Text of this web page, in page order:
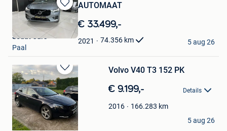
Bewaren
in
Mijn
Favorieten
AUTOMAAT
€ 33.499,-
2021 74.356 km
Sedat Cars
Paal
5 aug 26
Bewaren
in
Mijn
Favorieten
Volvo V40 T3 152 PK
€ 9.199,- Details
2016 166.283 km
dvn
Tremelo
5 aug 26